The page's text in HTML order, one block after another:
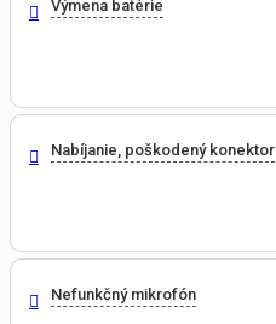
Výmena batérie
Nabíjanie, poškodený konektor
Nefunkčný mikrofón